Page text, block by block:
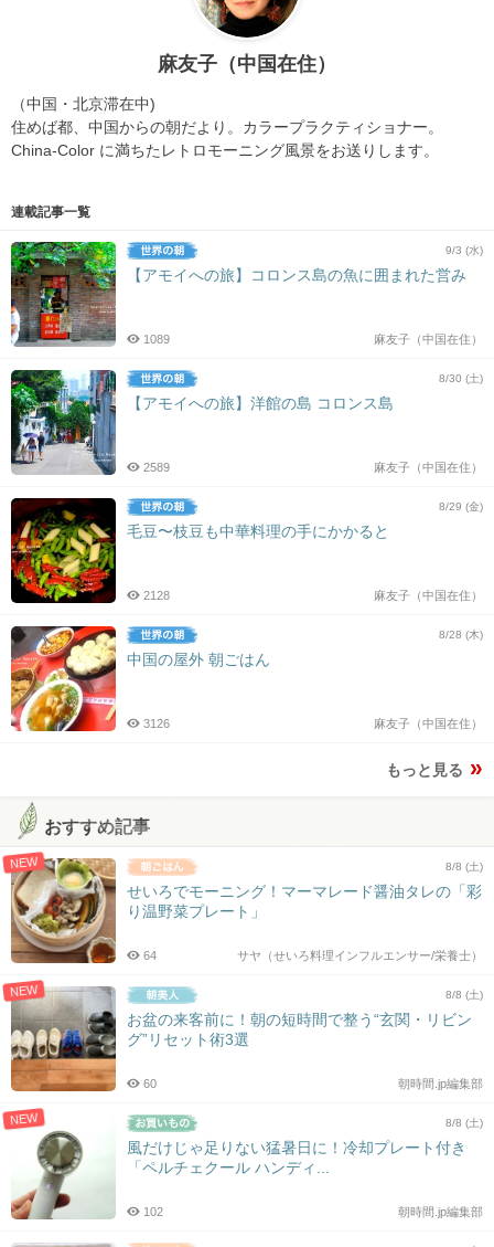
麻友子（中国在住）
（中国・北京滞在中)
住めば都、中国からの朝だより。カラープラクティショナー。
China-Color に満ちたレトロモーニング風景をお送りします。
連載記事一覧
9/3 (水)
【アモイへの旅】コロンス島の魚に囲まれた営み
麻友子（中国在住）
1089
8/30 (土)
【アモイへの旅】洋館の島 コロンス島
麻友子（中国在住）
2589
8/29 (金)
毛豆〜枝豆も中華料理の手にかかると
麻友子（中国在住）
2128
8/28 (木)
中国の屋外 朝ごはん
麻友子（中国在住）
3126
もっと見る
おすすめ記事
NEW 8/8 (土)
せいろでモーニング！マーマレード醤油タレの「彩
り温野菜プレート」
サヤ（せいろ料理インフルエンサー/栄養士）
64
NEW 8/8 (土)
お盆の来客前に！朝の短時間で整う“玄関・リビン
グ”リセット術3選
朝時間.jp編集部
60
NEW 8/8 (土)
風だけじゃ足りない猛暑日に！冷却プレート付き
「ペルチェクール ハンディ...
朝時間.jp編集部
102